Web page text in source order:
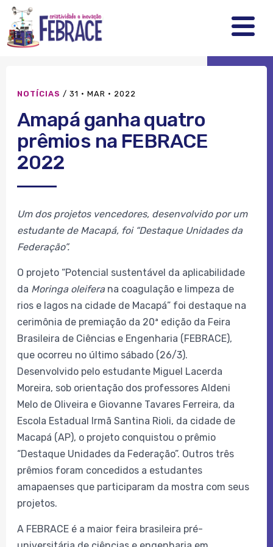
FEBRRACE
.
.
.
NOTÍCIAS / 31 · MAR · 2022
Amapá ganha quatro
prêmios na FEBRACE
2022
Um dos projetos vencedores, desenvolvido por um
estudante de Macapá, foi “Destaque Unidades da
Federação”.
O projeto “Potencial sustentável da aplicabilidade
da Moringa oleiferana coagulação e limpeza de
rios e lagos na cidade de Macapá” foi destaque na
cerimônia de premiação da 20ª edição da Feira
Brasileira de Ciências e Engenharia (FEBRACE),
que ocorreu no último sábado (26/3).
Desenvolvido pelo estudante Miguel Lacerda
Moreira, sob orientação dos professores Aldeni
Melo de Oliveira e Giovanne Tavares Ferreira, da
Escola Estadual Irmã Santina Rioli, da cidade de
Macapá (AP), o projeto conquistou o prêmio
“Destaque Unidades da Federação”. Outros três
prêmios foram concedidos a estudantes
amapaenses que participaram da mostra com seus
projetos.
A FEBRACE é a maior feira brasileira pré-